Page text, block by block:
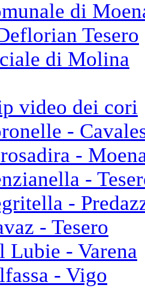
di
Tesero
di Molina
video dei cori
-
-
-
-
- Tesero
Lubie - Varena
- Vigo